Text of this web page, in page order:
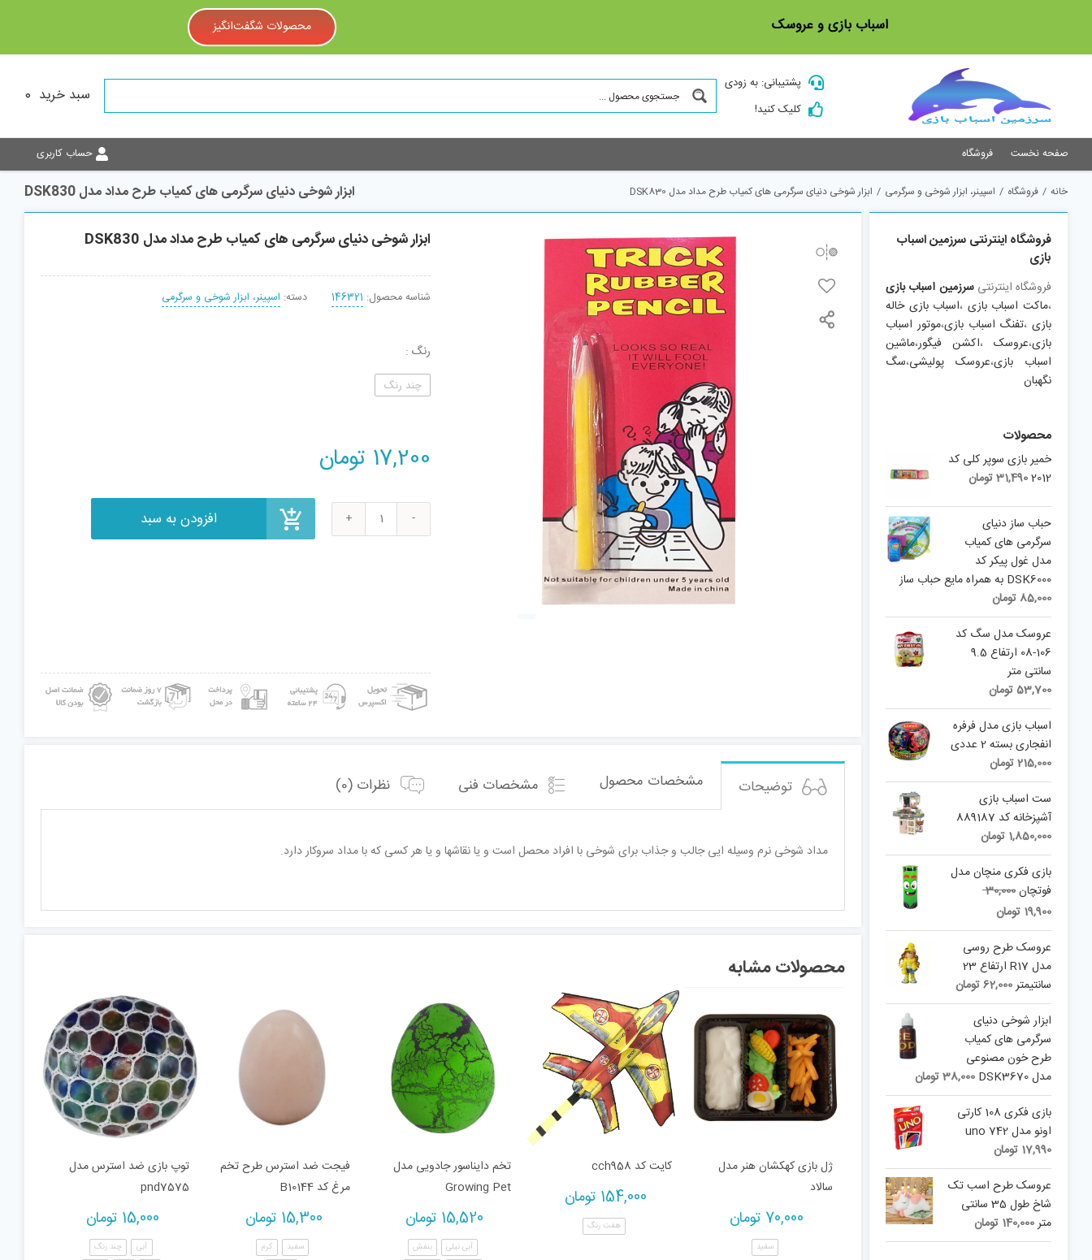
اسباب بازی و عروسک محصولات شگفت‌انگیز
پشتیبانی: به زودی
کلیک کنید!
سبد خرید 0
صفحه نخست فروشگاه حساب کاربری
ابزار شوخی دنیای سرگرمی های کمیاب طرح مداد مدل DSK830 خانه / فروشگاه / اسپینر، ابزار شوخی و سرگرمی / ابزار شوخی دنیای سرگرمی های کمیاب طرح مداد مدل DSK830
ابزار شوخی دنیای سرگرمی های کمیاب طرح مداد مدل DSK830
شناسه محصول: 146321 دسته: اسپینر، ابزار شوخی و سرگرمی
رنگ
چند رنگ
17,200 تومان
ابزار
مدل
DSK830
عدد
توضیحات مشخصات محصول مشخصات فنی نظرات (0)
مداد شوخی نرم وسیله ایی جالب و جذاب برای شوخی با افراد محصل است و یا نقاشها و یا هر کسی که با مداد سروکار دارد.
محصولات مشابه
ژل بازی کهکشان هنر مدل
سالاد
70,000 تومان
سفید
کایت کد cch958
154,000 تومان
هفت رنگ
تخم دایناسور جادویی مدل
Growing Pet
15,520 تومان
آبی نیلی
بنفش
فیجت ضد استرس طرح تخم
مرغ کد B10144
15,300 تومان
سفید
کرم
توپ بازی ضد استرس مدل
pnd7575
15,000 تومان
آبی
چند رنگ
فروشگاه اینترنتی سرزمین اسباب
بازی
فروشگاه اینترنتیسرزمین اسباب بازی
،ماکت اسباب بازی ،اسباب بازی خاله
بازی،تفنگ اسباب بازی،موتور اسباب
بازی،عروسک،اکشن فیگور،ماشین
اسباب بازی،عروسک پولیشی،سگ
نگهبان
محصولات
خمیر بازی سوپر کلی کد
2012
31,490تومان
حباب ساز دنیای
سرگرمی های کمیاب
مدل غول پیکر کد
DSK6000 به همراه مایع حباب ساز
85,000 تومان
عروسک مدل سگ کد
106-08 ارتفاع 9.5
سانتی متر
53,700تومان
اسباب بازی مدل فرفره
انفجاری بسته 2 عددی
215,000تومان
ست اسباب بازی
آشپزخانه کد 889187
1,850,000 تومان
بازی فکری منچان مدل
فوتچان30,000
Original
was:
30,000 تومان.
19,900 تومان
price
is:
19,900 تومان.
عروسک طرح روسی
مدل R17 ارتفاع 23
سانتیمتر62,000تومان
ابزار شوخی دنیای
سرگرمی های کمیاب
طرح خون مصنوعی
مدل DSK3670
38,000تومان
بازی فکری 108 کارتی
اونو مدل uno 742
17,990 تومان
عروسک طرح اسب تک
شاخ طول 35 سانتی
متر140,000 تومان